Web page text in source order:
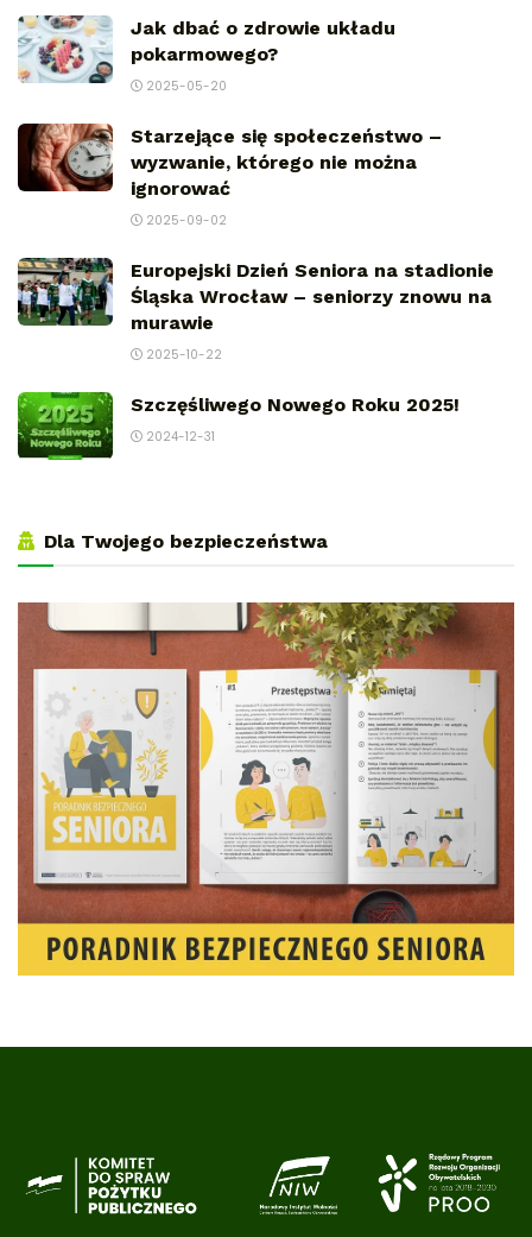
Jak dbać o zdrowie układu
pokarmowego?
2025-05-20
Starzejące się społeczeństwo –
wyzwanie, którego nie można
ignorować
2025-09-02
Europejski Dzień Seniora na stadionie
Śląska Wrocław – seniorzy znowu na
murawie
2025-10-22
Szczęśliwego Nowego Roku 2025!
2024-12-31
Dla Twojego bezpieczeństwa